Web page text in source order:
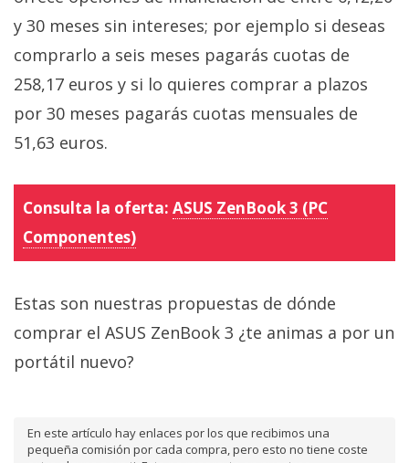
y 30 meses sin intereses; por ejemplo si deseas
comprarlo a seis meses pagarás cuotas de
258,17 euros y si lo quieres comprar a plazos
por 30 meses pagarás cuotas mensuales de
51,63 euros.
Consulta la oferta: ASUS ZenBook 3 (PC
Componentes)
Estas son nuestras propuestas de dónde
comprar el ASUS ZenBook 3 ¿te animas a por un
portátil nuevo?
En este artículo hay enlaces por los que recibimos una
pequeña comisión por cada compra, pero esto no tiene coste